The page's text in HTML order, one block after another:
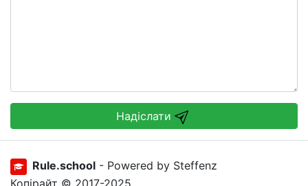
Надіслати
Rule.school - Powered by Steffenz
Копірайт © 2017-2025